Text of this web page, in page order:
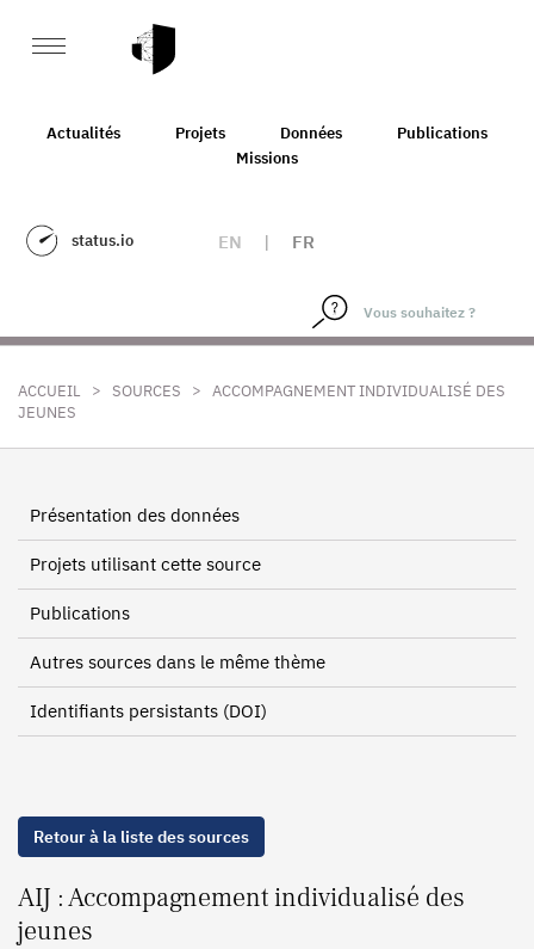
Actualités Projets Données
Publications
Missions
status.io EN | FR
ACCUEIL > SOURCES > ACCOMPAGNEMENT INDIVIDUALISÉ DES
JEUNES
Présentation des données
Projets utilisant cette source
Publications
Autres sources dans le même thème
Identifiants persistants (DOI)
Retour à la liste des sources
AIJ : Accompagnement individualisé des
jeunes